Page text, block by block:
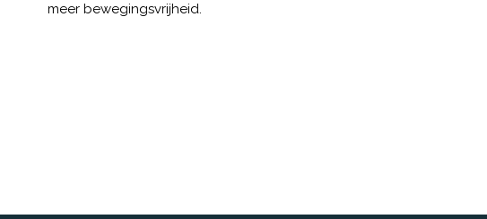
meer bewegingsvrijheid.